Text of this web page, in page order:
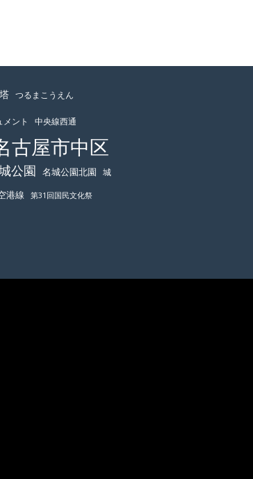
つるまこうえん
メント 中央線西通
古屋市中区
公園 名城公園北園 城
港線 第31回国民文化祭